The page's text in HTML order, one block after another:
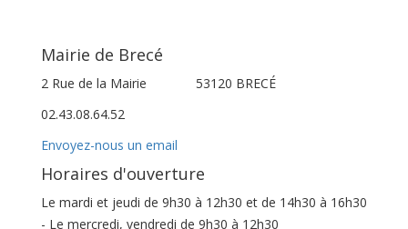
Mairie de Brecé
2 Rue de la Mairie
53120 BRECÉ
02.43.08.64.52
Envoyez-nous un email
Horaires d'ouverture
Le mardi et jeudi de 9h30 à 12h30 et de 14h30 à 16h30
- Le mercredi, vendredi de 9h30 à 12h30